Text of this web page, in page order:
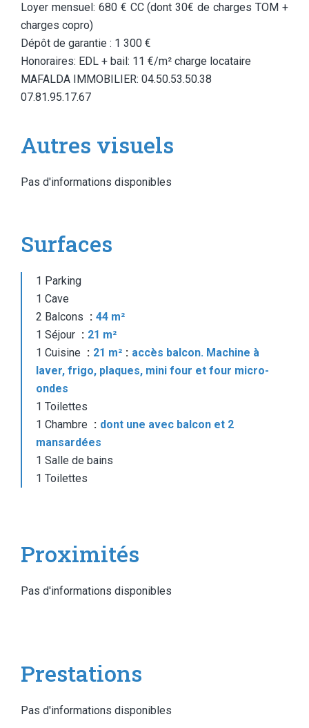
Loyer mensuel: 680 € CC (dont 30€ de charges TOM +
charges copro)
Dépôt de garantie : 1 300 €
Honoraires: EDL + bail: 11 €/m² charge locataire
MAFALDA IMMOBILIER: 04.50.53.50.38
07.81.95.17.67
Autres visuels
Pas d'informations disponibles
Surfaces
1 Parking
1 Cave
2 Balcons
44 m²
1 Séjour
21 m²
1 Cuisine
21 m²
accès balcon. Machine à
laver, frigo, plaques, mini four et four micro-
ondes
1 Toilettes
1 Chambre
dont une avec balcon et 2
mansardées
1 Salle de bains
1 Toilettes
Proximités
Pas d'informations disponibles
Prestations
Pas d'informations disponibles